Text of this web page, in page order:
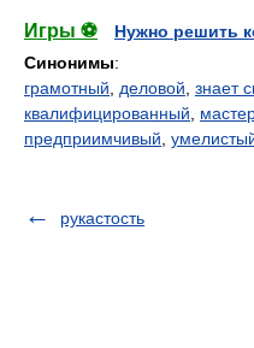
Игры ⚽
Нужно решить
Синонимы:
грамотный
деловой знает
квалифицированный
предприимчивый
рукастость